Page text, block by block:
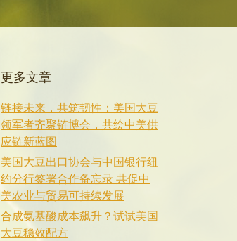
更多文章
链接未来，共筑韧性：美国大豆
领军者齐聚链博会，共绘中美供
应链新蓝图
美国大豆出口协会与中国银行纽
约分行签署合作备忘录 共促中
美农业与贸易可持续发展
合成氨基酸成本飙升？试试美国
大豆稳效配方